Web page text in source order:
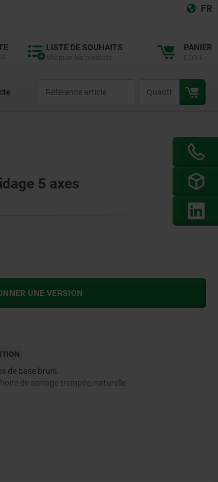
FR
LISTE DE SOUHAITS PANIER
5 axes
UNE VERSION
de base bruni.
de serrage trempée, naturelle.